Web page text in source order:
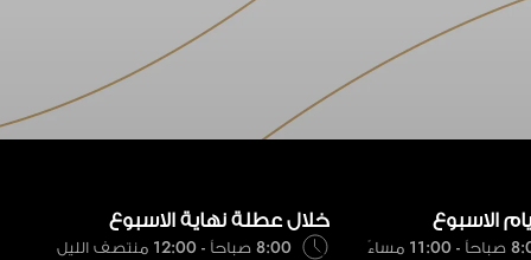
الاسبوع
مساءً
خلال عطلة نهاية الاسبوع
8:00 صباحاً - 12:00 منتصف الليل